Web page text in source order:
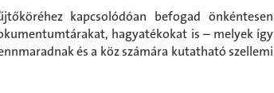
kapcsolódóan befogad önkéntesen
hagyatékokat is – melyek így
és a köz számára kutatható szellemi